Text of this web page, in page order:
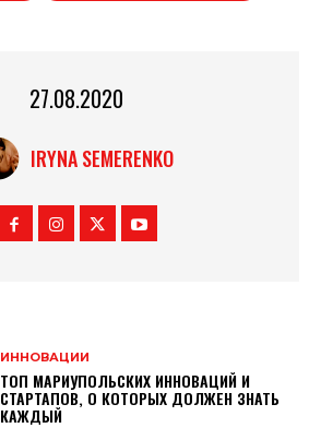
27.08.2020
IRYNA SEMERENKO
ИННОВАЦИИ
ТОП МАРИУПОЛЬСКИХ ИННОВАЦИЙ И
СТАРТАПОВ, О КОТОРЫХ ДОЛЖЕН ЗНАТЬ
КАЖДЫЙ